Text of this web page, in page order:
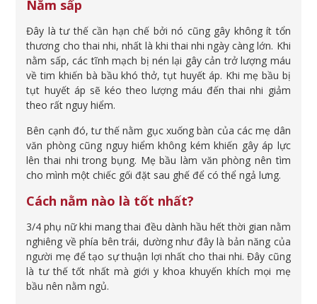
Nằm sấp
Đây là tư thế cần hạn chế bởi nó cũng gây không ít tổn
thương cho thai nhi, nhất là khi thai nhi ngày càng lớn. Khi
nằm sấp, các tĩnh mạch bị nén lại gây cản trở lượng máu
về tim khiến bà bầu khó thở, tụt huyết áp. Khi mẹ bầu bị
tụt huyết áp sẽ kéo theo lượng máu đến thai nhi giảm
theo rất nguy hiểm.
Bên cạnh đó, tư thế nằm gục xuống bàn của các mẹ dân
văn phòng cũng nguy hiểm không kém khiến gây áp lực
lên thai nhi trong bụng. Mẹ bầu làm văn phòng nên tìm
cho mình một chiếc gối đặt sau ghế để có thể ngả lưng.
Cách nằm nào là tốt nhất?
3/4 phụ nữ khi mang thai đều dành hầu hết thời gian nằm
nghiêng về phía bên trái, dường như đây là bản năng của
người mẹ để tạo sự thuận lợi nhất cho thai nhi. Đây cũng
là tư thế tốt nhất mà giới y khoa khuyến khích mọi mẹ
bầu nên nằm ngủ.